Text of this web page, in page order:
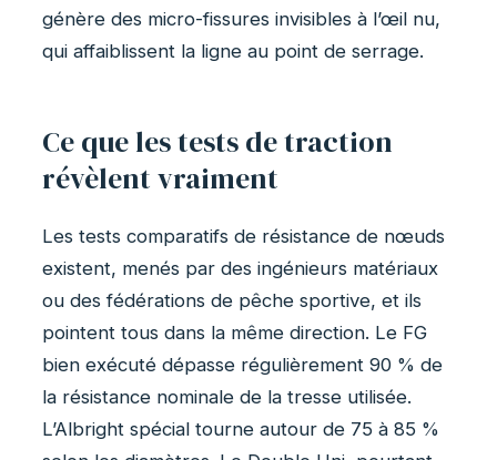
génère des micro-fissures invisibles à l’œil nu,
qui affaiblissent la ligne au point de serrage.
Ce que les tests de traction
révèlent vraiment
Les tests comparatifs de résistance de nœuds
existent, menés par des ingénieurs matériaux
ou des fédérations de pêche sportive, et ils
pointent tous dans la même direction. Le FG
bien exécuté dépasse régulièrement 90 % de
la résistance nominale de la tresse utilisée.
L’Albright spécial tourne autour de 75 à 85 %